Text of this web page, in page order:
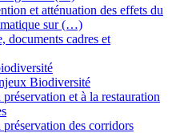
et atténuation des effets du
sur (…)
documents cadres et
Biodiversité
et à la restauration
des corridors